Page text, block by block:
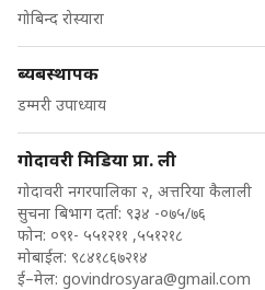
गोबिन्द रोस्यारा
ब्यबस्थापक
डम्मरी उपाध्याय
गोदावरी मिडिया प्रा. ली
गोदावरी नगरपालिका २, अत्तरिया कैलाली
सुचना बिभाग दर्ता: ९३४ -०७५/७६
फोन: ०९१- ५५१२११ ,५५१२१८
मोबाईल: ९८४१८६७२१४
ई–मेल: govindrosyara@gmail.com